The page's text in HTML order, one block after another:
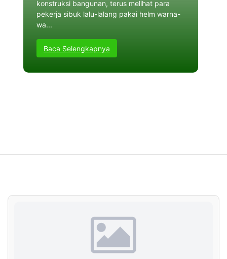
konstruksi bangunan, terus melihat para
pekerja sibuk lalu-lalang pakai helm warna-
wa...
Baca Selengkapnya